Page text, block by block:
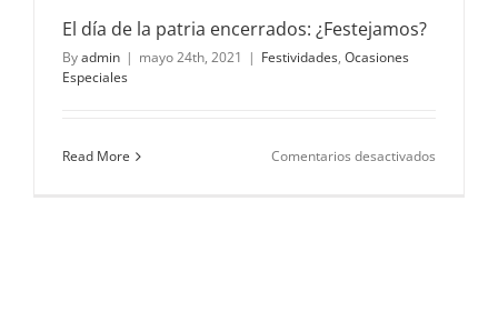
El día de la patria encerrados: ¿Festejamos?
Byadmin | mayo 24th, 2021 | Festividades, Ocasiones
Especiales
Read More Comentarios desactivados